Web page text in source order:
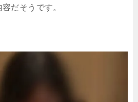
だそうです。